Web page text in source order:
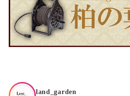
land_garden